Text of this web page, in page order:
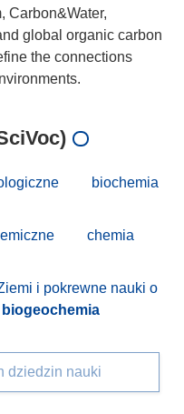
Carbon&Water,
global organic carbon
the connections
biochemia
chemia
i pokrewne nauki o
biogeochemia
dziedzin nauki